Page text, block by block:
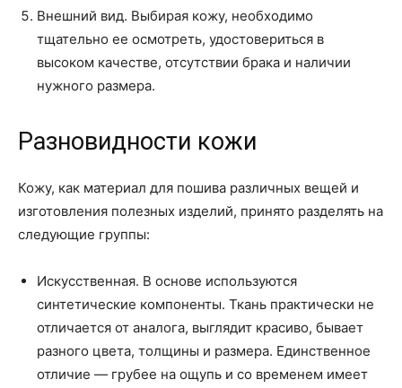
Внешний вид. Выбирая кожу, необходимо
тщательно ее осмотреть, удостовериться в
высоком качестве, отсутствии брака и наличии
нужного размера.
Разновидности кожи
Кожу, как материал для пошива различных вещей и
изготовления полезных изделий, принято разделять на
следующие группы:
Искусственная. В основе используются
синтетические компоненты. Ткань практически не
отличается от аналога, выглядит красиво, бывает
разного цвета, толщины и размера. Единственное
отличие — грубее на ощупь и со временем имеет